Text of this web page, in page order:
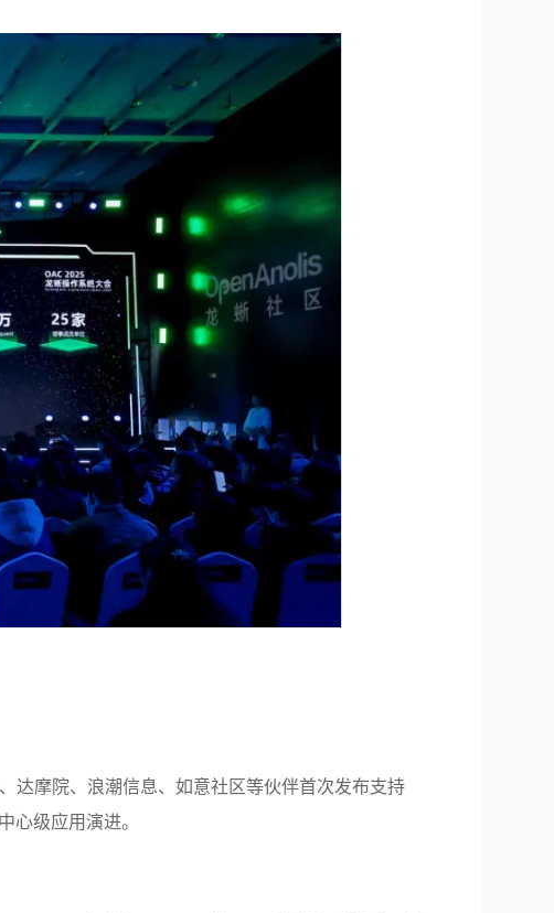
达摩院、浪潮信息、如意社区等伙伴首次发布支持
心级应用演进。